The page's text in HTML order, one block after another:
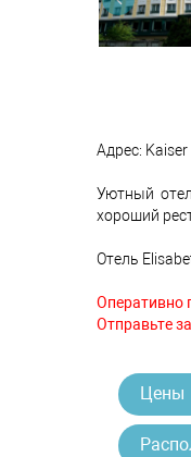
Адрес:
Уютный
хороший
Отель
Оперативно
Отправьте
Цены